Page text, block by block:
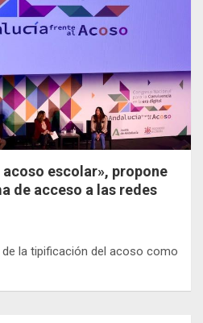
escolar», propone
de acceso a las redes
la tipificación del acoso como